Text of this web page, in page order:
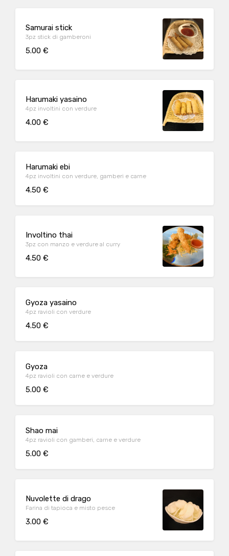
Samurai stick
3pz stick di gamberoni
5.00 €
Harumaki yasaino
4pz involtini con verdure
4.00 €
Harumaki ebi
4pz involtini con verdure, gamberi e carne
4.50 €
Involtino thai
3pz con manzo e verdure al curry
4.50 €
Gyoza yasaino
4pz ravioli con verdure
4.50 €
Gyoza
4pz ravioli con carne e verdure
5.00 €
Shao mai
4pz ravioli con gamberi, carne e verdure
5.00 €
Nuvolette di drago
Farina di tapioca e misto pesce
3.00 €